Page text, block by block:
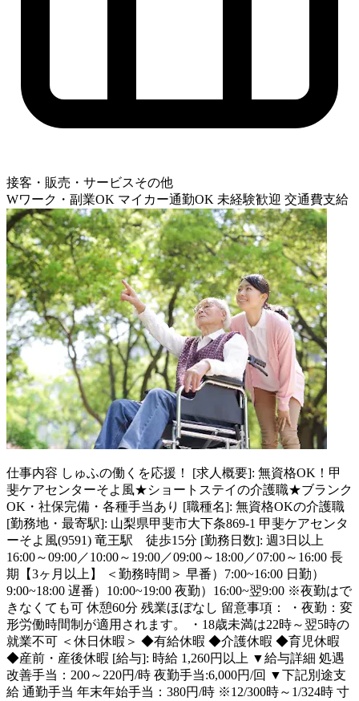
接客・販売・サービスその他
Wワーク・副業OK マイカー通勤OK 未経験歓迎 交通費支給
仕事内容 しゅふの働くを応援！ [求人概要]: 無資格OK！甲
斐ケアセンターそよ風★ショートステイの介護職★ブランク
OK・社保完備・各種手当あり [職種名]: 無資格OKの介護職
[勤務地・最寄駅]: 山梨県甲斐市大下条869-1 甲斐ケアセンタ
ーそよ風(9591) 竜王駅 徒歩15分 [勤務日数]: 週3日以上
16:00～09:00／10:00～19:00／09:00～18:00／07:00～16:00 長
期【3ヶ月以上】 ＜勤務時間＞ 早番）7:00~16:00 日勤）
9:00~18:00 遅番）10:00~19:00 夜勤）16:00~翌9:00 ※夜勤はで
きなくても可 休憩60分 残業ほぼなし 留意事項： ・夜勤：変
形労働時間制が適用されます。 ・18歳未満は22時～翌5時の
就業不可 ＜休日休暇＞ ◆有給休暇 ◆介護休暇 ◆育児休暇
◆産前・産後休暇 [給与]: 時給 1,260円以上 ▼給与詳細 処遇
改善手当：200～220円/時 夜勤手当:6,000円/回 ▼下記別途支
給 通勤手当 年末年始手当：380円/時 ※12/300時～1/324時 寸